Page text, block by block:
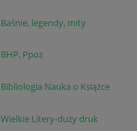
Baśnie, legendy, mity
BHP, Ppoż
Bibliologia Nauka o Książce
Wielkie Litery-duży druk